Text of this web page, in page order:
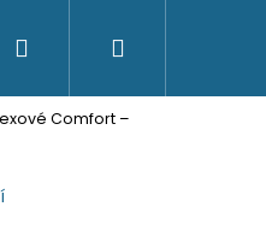
Přihlášení
Comfort –